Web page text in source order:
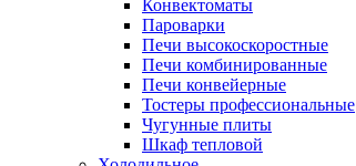
Конвектоматы
Пароварки
Печи высокоскоростные
Печи комбинированные
Печи конвейерные
Тостеры профессиональные
Чугунные плиты
Шкаф тепловой